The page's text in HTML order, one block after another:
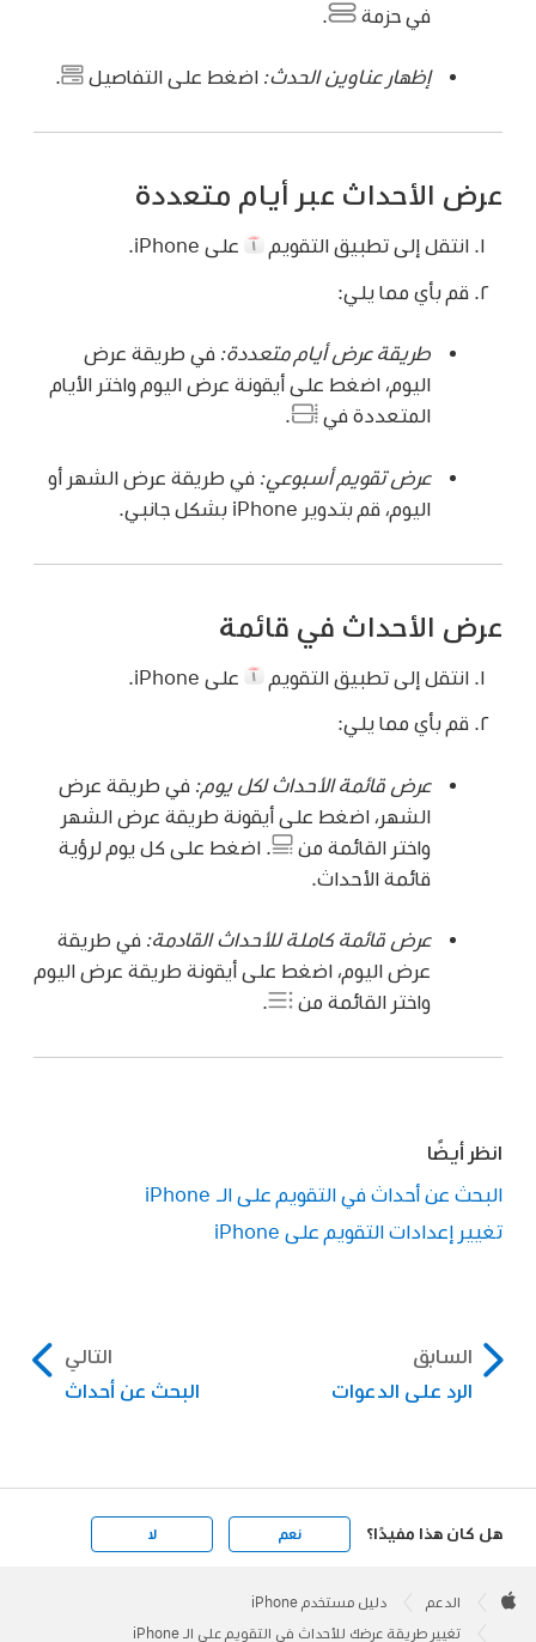
في حزمة
إظهار عناوين الحدث: اضغط على التفاصيل .
عرض الأحداث عبر أيام متعددة
انتقل إلى تطبيق التقويم على iPhone.
قم بأي مما يلي:
طريقة عرض أيام متعددة: في طريقة عرض
اليوم، اضغط على أيقونة عرض اليوم واختر الأيام
المتعددة في
.
عرض تقويم أسبوعي: في طريقة عرض الشهر أو
اليوم، قم بتدوير iPhone بشكل جانبي.
عرض الأحداث في قائمة
انتقل إلى تطبيق التقويم على iPhone.
قم بأي مما يلي:
عرض قائمة الأحداث لكل يوم: في طريقة عرض
الشهر، اضغط على أيقونة طريقة عرض الشهر
واختر القائمة من
.اضغط على كل يوم لرؤية
قائمة الأحداث.
عرض قائمة كاملة للأحداث القادمة: في طريقة
عرض اليوم، اضغط على أيقونة طريقة عرض اليوم
واختر القائمة من
.
انظر أيضًا
البحث عن أحداث في التقويم على الـ iPhone
تغيير إعدادات التقويم على iPhone
السابق
الرد على الدعوات
التالي
البحث عن أحداث
هل كان هذا مفيدًا؟ نعم لا
Footer

الدعم دليل مستخدم iPhone
تغيير طريقة عرضك للأحداث في التقويم على الـ iPhone